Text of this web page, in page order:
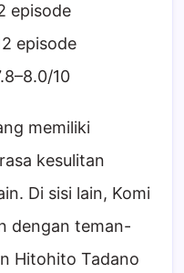
episode
episode
10
memiliki
kesulitan
Di sisi lain, Komi
dengan teman-
Hitohito Tadano